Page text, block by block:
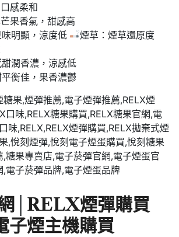
感柔和
果香氣，甜感高
明顯，涼度低
煙草：煙草還原度
潤香濃，涼感低
衡佳，果香濃鬱
RELX煙彈購買
煙主機購買